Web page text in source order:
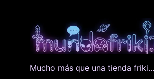
Mucho más que una tienda friki...